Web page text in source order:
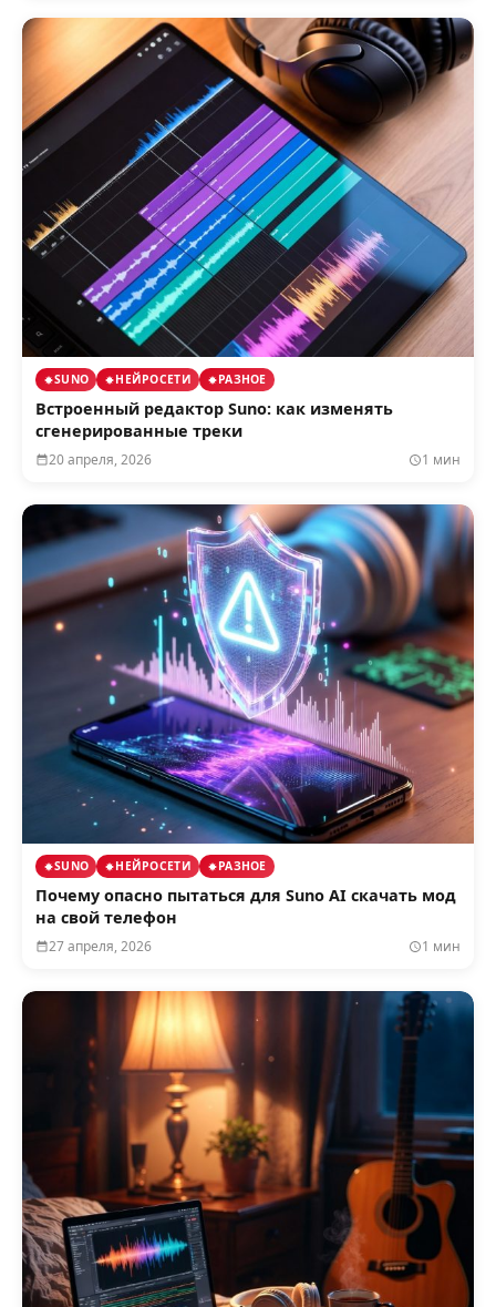
SUNO НЕЙРОСЕТИ РАЗНОЕ
Встроенный редактор Suno: как изменять
сгенерированные треки
20 апреля, 2026 1 мин
SUNO НЕЙРОСЕТИ РАЗНОЕ
Почему опасно пытаться для Suno AI скачать мод
на свой телефон
27 апреля, 2026 1 мин